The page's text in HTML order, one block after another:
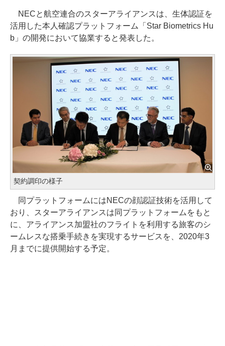
NECと航空連合のスターアライアンスは、生体認証を
活用した本人確認プラットフォーム「Star Biometrics Hu
b」の開発において協業すると発表した。
契約調印の様子
同プラットフォームにはNECの顔認証技術を活用して
おり、スターアライアンスは同プラットフォームをもと
に、アライアンス加盟社のフライトを利用する旅客のシ
ームレスな搭乗手続きを実現するサービスを、2020年3
月までに提供開始する予定。